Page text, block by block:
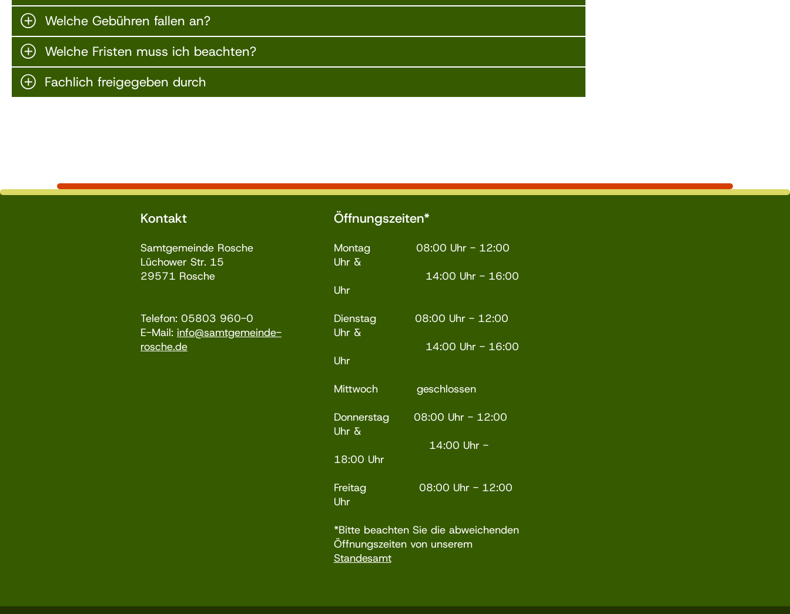
Welche Gebühren fallen an?
Welche Fristen muss ich beachten?
Fachlich freigegeben durch
Kontakt
Samtgemeinde Rosche
Lüchower Str. 15
29571 Rosche
Telefon: 05803 960-0
E-Mail: info@samtgemeinde-
rosche.de
Öffnungszeiten*
Montag 08:00 Uhr - 12:00
Uhr &
14:00 Uhr - 16:00
Uhr
Dienstag 08:00 Uhr - 12:00
Uhr &
14:00 Uhr - 16:00
Uhr
Mittwoch geschlossen
Donnerstag 08:00 Uhr - 12:00
Uhr &
14:00 Uhr -
18:00 Uhr
Freitag 08:00 Uhr - 12:00
Uhr
*Bitte beachten Sie die abweichenden
Öffnungszeiten von unserem
Standesamt